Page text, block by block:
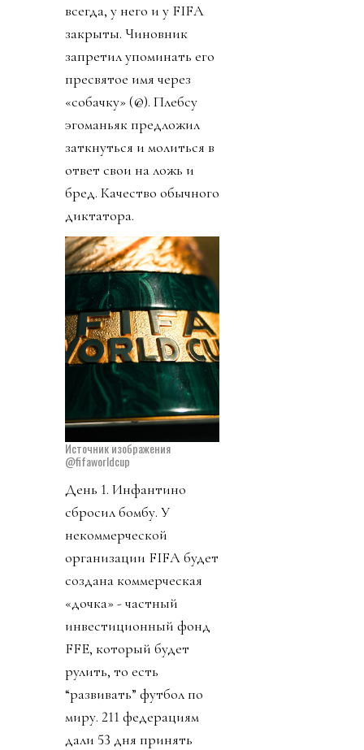
всегда, у него и у FIFA
закрыты. Чиновник
запретил упоминать его
пресвятое имя через
«собачку» (@). Плебсу
эгоманьяк предложил
заткнуться и молиться в
ответ свои на ложь и
бред. Качество обычного
диктатора.
Источник изображения
@fifaworldcup
День 1. Инфантино
сбросил бомбу. У
некоммерческой
организации FIFA будет
создана коммерческая
«дочка» - частный
инвестиционный фонд
FFE, который будет
рулить, то есть
“развивать” футбол по
миру. 211 федерациям
дали 53 дня принять